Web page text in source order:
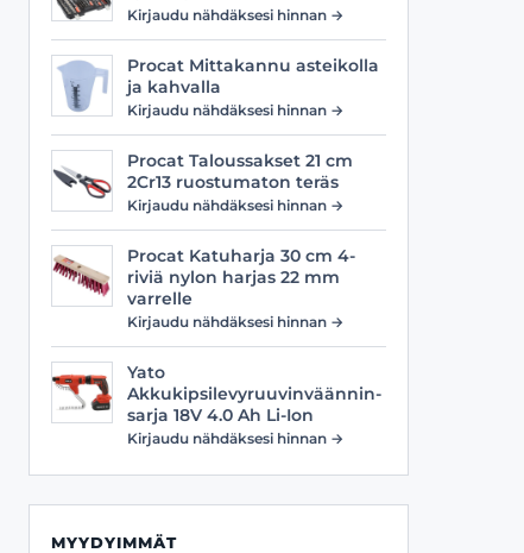
Vyöt
Kirjaudu nähdäksesi hinnan →
Procat Mittakannu asteikolla
ja kahvalla
Kirjaudu nähdäksesi hinnan →
Procat Taloussakset 21 cm
2Cr13 ruostumaton teräs
Kirjaudu nähdäksesi hinnan →
Procat Katuharja 30 cm 4-
riviä nylon harjas 22 mm
varrelle
Kirjaudu nähdäksesi hinnan →
Yato
Akkukipsilevyruuvinväännin-
sarja 18V 4.0 Ah Li-Ion
Kirjaudu nähdäksesi hinnan →
MYYDYIMMÄT